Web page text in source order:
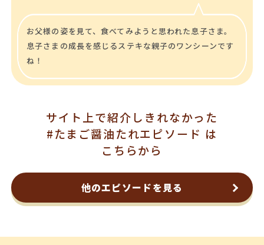
お父様の姿を見て、食べてみようと思われた息子さま。
息子さまの成長を感じるステキな親子のワンシーンです
ね！
サイト上で紹介しきれなかった
#たまご醤油たれエピソード は
こちらから
他のエピソードを見る